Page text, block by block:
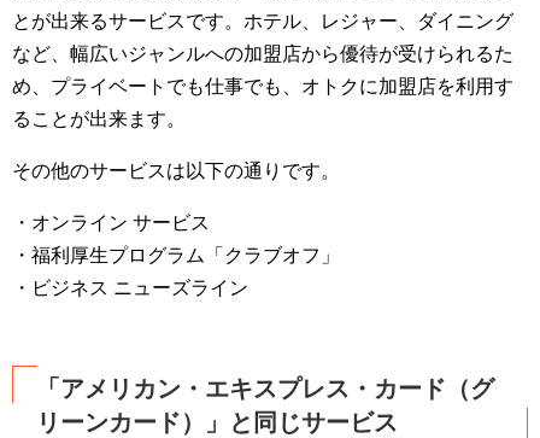
とが出来るサービスです。ホテル、レジャー、ダイニング
など、幅広いジャンルへの加盟店から優待が受けられるた
め、プライベートでも仕事でも、オトクに加盟店を利用す
ることが出来ます。
その他のサービスは以下の通りです。
・オンライン サービス
・福利厚生プログラム「クラブオフ」
・ビジネス ニューズライン
「アメリカン・エキスプレス・カード（グ
リーンカード）」と同じサービス